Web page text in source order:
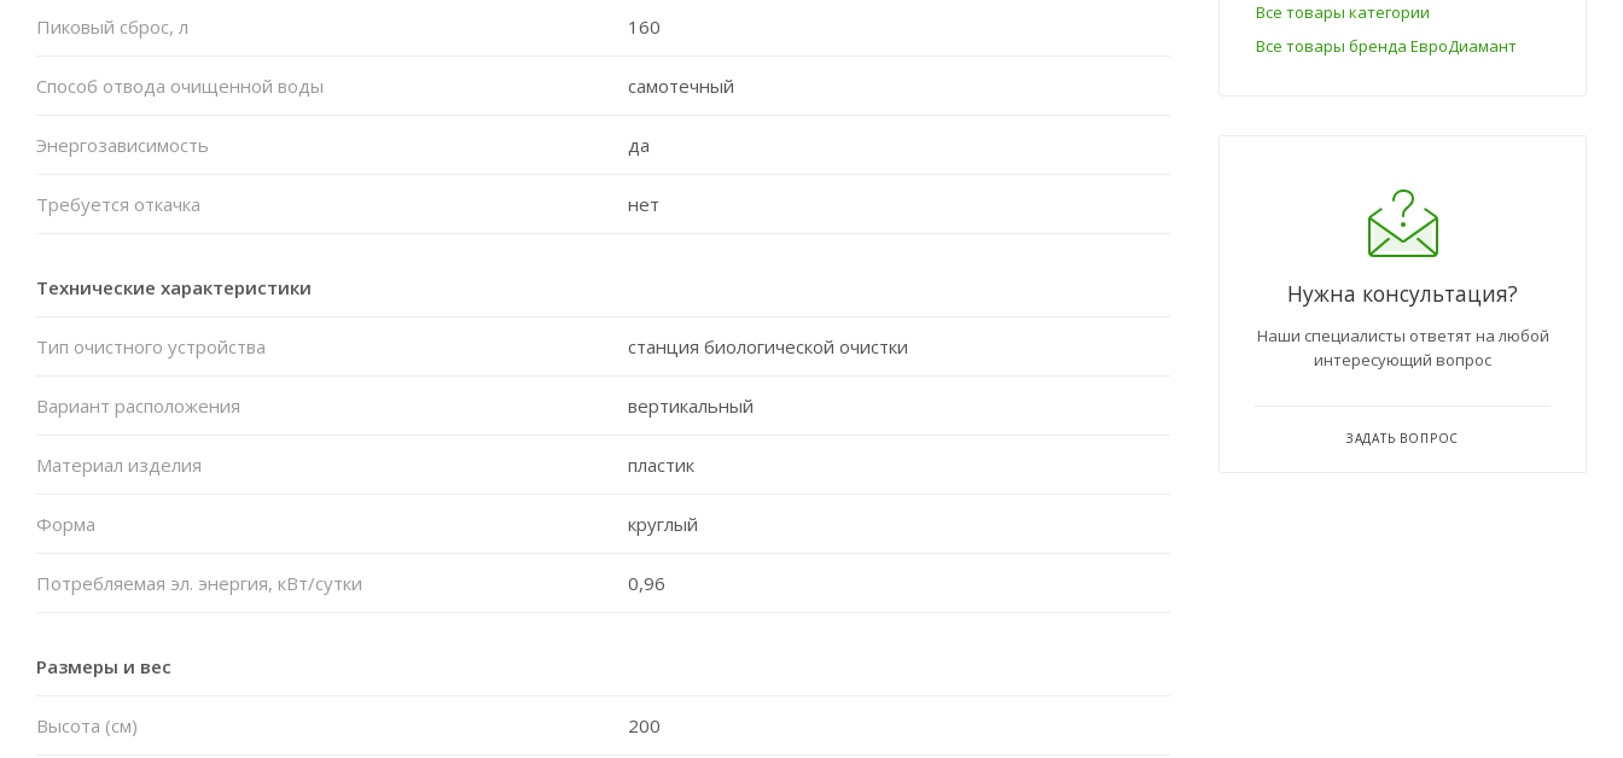
Пиковый сброс, л 160
Способ отвода очищенной воды самотечный
Энергозависимость да
Требуется откачка нет
Технические характеристики
Тип очистного устройства станция биологической очистки
Вариант расположения вертикальный
Материал изделия пластик
Форма круглый
Потребляемая эл. энергия, кВт/сутки 0,96
Размеры и вес
Высота (см) 200
Все товары категории
Все товары бренда ЕвроДиамант
Нужна консультация?
Наши специалисты ответят на любой
интересующий вопрос
ЗАДАТЬ ВОПРОС